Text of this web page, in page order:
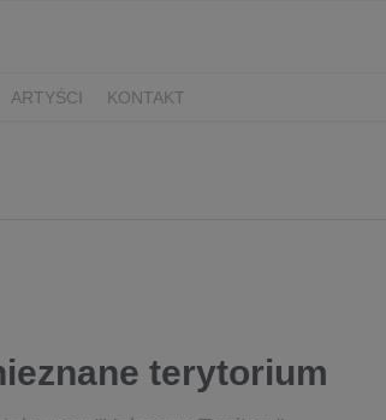
ARTYŚCI KONTAKT
terytorium